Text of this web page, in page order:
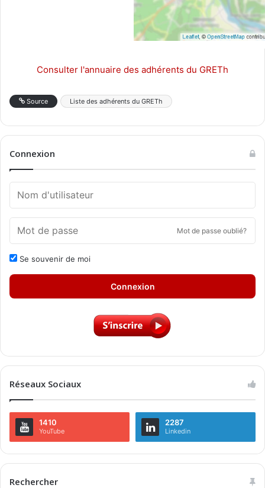
Consulter l'annuaire des adhérents du GRETh
Source Liste des adhérents du GRETh
Connexion
Mot de passe oublié?
Se souvenir de moi
Connexion
Réseaux Sociaux
1410
YouTube
2287
Linkedin
Rechercher